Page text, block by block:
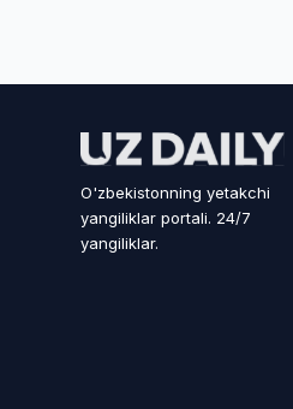
O'zbekistonning yetakchi
yangiliklar portali. 24/7
yangiliklar.